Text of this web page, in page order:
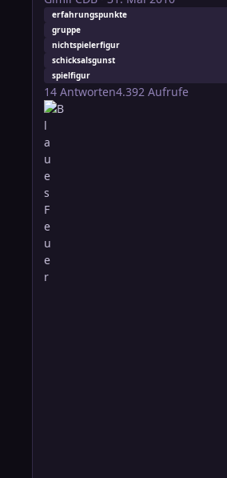
erfahrungspunkte
gruppe
nichtspielerfigur
schicksalsgunst
spielfigur
14 Antworten4.392 Aufrufe